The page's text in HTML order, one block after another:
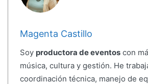
Magenta Castillo
Soy productora de eventoscon
música, cultura y gestión. He
coordinación técnica, manejo de